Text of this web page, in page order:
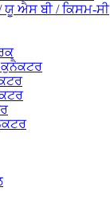
ਐਸ ਬੀ / ਕਿਸਮ-ਸੀ